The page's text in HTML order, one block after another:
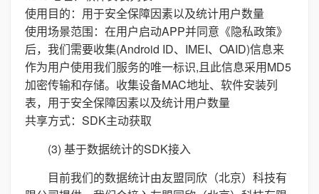
使用目的：用于安全保障因素以及统计用户数量
使用场景范围：在用户启动APP并同意《隐私政策》
后，我们需要收集(Android ID、IMEI、OAID)信息来
作为用户使用我们服务的唯一标识,且此信息采用MD5
加密传输和存储。收集设备MAC地址、软件安装列
表，用于安全保障因素以及统计用户数量
共享方式：SDK主动获取
(3) 基于数据统计的SDK接入
目前我们的数据统计由友盟同欣（北京）科技有